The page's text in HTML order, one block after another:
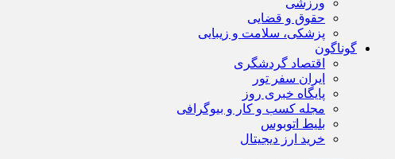
ورزشی
حقوق و قضایی
پزشکی، سلامت و زیبایی
گوناگون
اقتصاد گردشگری
ایران سفر تور
پایگاه خبری روز
مجله کسب و کار و بیوگرافی
بلیط اتوبوس
خرید ارز دیجیتال